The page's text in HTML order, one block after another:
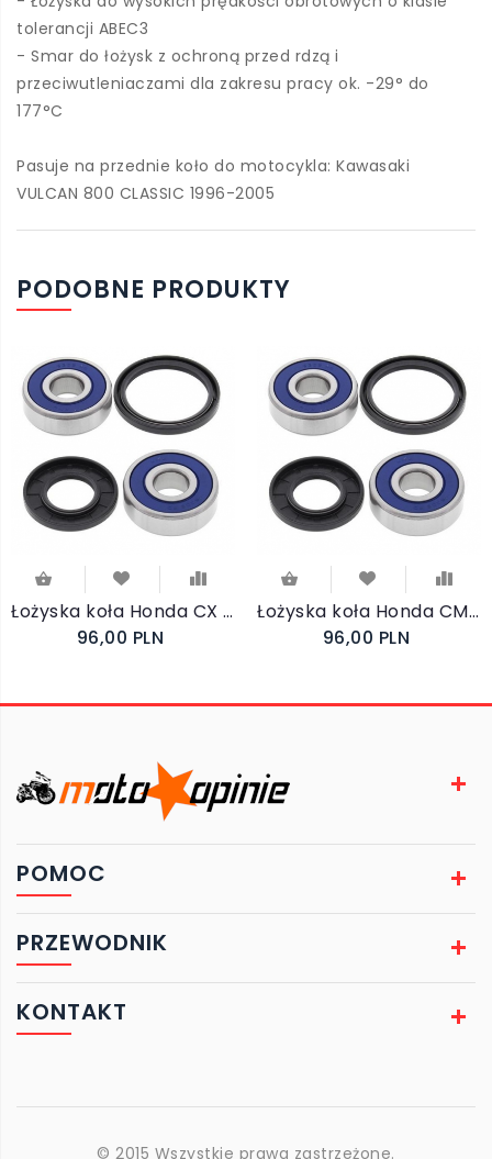
tolerancji ABEC3
- Smar do łożysk z ochroną przed rdzą i
przeciwutleniaczami dla zakresu pracy ok. -29° do
177°C
Pasuje na przednie koło do motocykla: Kawasaki
VULCAN 800 CLASSIC 1996-2005
PODOBNE PRODUKTY
Łożyska koła Honda CX 500TC Turbo 82 przód
96,00 PLN
Łożyska koła Honda CMX 250 85-16 przód
96,00 PLN
POMOC
PRZEWODNIK
KONTAKT
© 2015 Wszystkie prawa zastrzeżone.